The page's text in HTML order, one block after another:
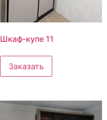
Шкаф-купе 11
Заказать